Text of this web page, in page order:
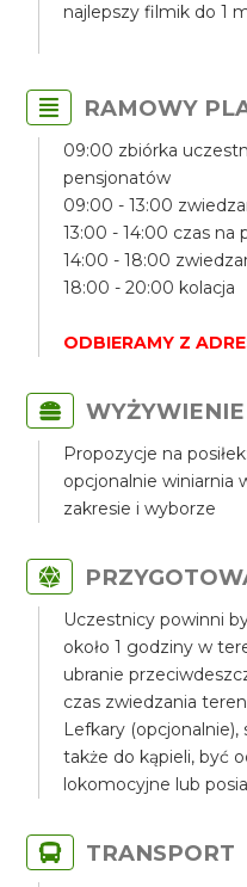
najlepszy filmik do 1
RAMOWY
09:00 zbiórka
pensjonatów
09:00 - 13:00
13:00 - 14:00 czas na
14:00 - 18:00
18:00 - 20:00 kolacja
ODBIERAMY Z
WYŻYWIENIE
Propozycje na
opcjonalnie winiarnia
zakresie i wyborze
Uczestnicy powinni
około 1 godziny w
ubranie
czas zwiedzania
Lefkary (opcjonalnie),
także do kąpieli, być
lokomocyjne lub
TRANSPORT